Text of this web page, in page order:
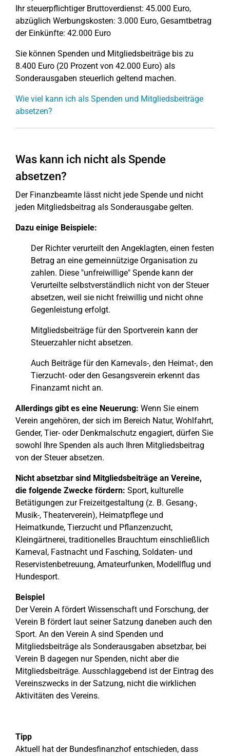
Ihr steuerpflichtiger Bruttoverdienst: 45.000 Euro,
abzüglich Werbungskosten: 3.000 Euro, Gesamtbetrag
der Einkünfte: 42.000 Euro
Sie können Spenden und Mitgliedsbeiträge bis zu
8.400 Euro (20 Prozent von 42.000 Euro) als
Sonderausgaben steuerlich geltend machen.
Wie viel kann ich als Spenden und Mitgliedsbeiträge
absetzen?
Was kann ich nicht als Spende
absetzen?
Der Finanzbeamte lässt nicht jede Spende und nicht
jeden Mitgliedsbeitrag als Sonderausgabe gelten.
Dazu einige Beispiele:
Der Richter verurteilt den Angeklagten, einen festen
Betrag an eine gemeinnützige Organisation zu
zahlen. Diese "unfreiwillige" Spende kann der
Verurteilte selbstverständlich nicht von der Steuer
absetzen, weil sie nicht freiwillig und nicht ohne
Gegenleistung erfolgt.
Mitgliedsbeiträge für den Sportverein kann der
Steuerzahler nicht absetzen.
Auch Beiträge für den Karnevals-, den Heimat-, den
Tierzucht- oder den Gesangsverein erkennt das
Finanzamt nicht an.
Allerdings gibt es eine Neuerung: Wenn Sie einem
Verein angehören, der sich im Bereich Natur, Wohlfahrt,
Gender, Tier- oder Denkmalschutz engagiert, dürfen Sie
sowohl Ihre Spenden als auch Ihren Mitgliedsbeitrag
von der Steuer absetzen.
Nicht absetzbar sind Mitgliedsbeiträge an Vereine,
die folgende Zwecke fördern: Sport, kulturelle
Betätigungen zur Freizeitgestaltung (z. B. Gesang-,
Musik-, Theaterverein), Heimatpflege und
Heimatkunde, Tierzucht und Pflanzenzucht,
Kleingärtnerei, traditionelles Brauchtum einschließlich
Karneval, Fastnacht und Fasching, Soldaten- und
Reservistenbetreuung, Amateurfunken, Modellflug und
Hundesport.
Beispiel
Der Verein A fördert Wissenschaft und Forschung, der
Verein B fördert laut seiner Satzung daneben auch den
Sport. An den Verein A sind Spenden und
Mitgliedsbeiträge als Sonderausgaben absetzbar, bei
Verein B dagegen nur Spenden, nicht aber die
Mitgliedsbeiträge. Ausschlaggebend ist der Eintrag des
Vereinszwecks in der Satzung, nicht die wirklichen
Aktivitäten des Vereins.
Tipp
Aktuell hat der Bundesfinanzhof entschieden, dass